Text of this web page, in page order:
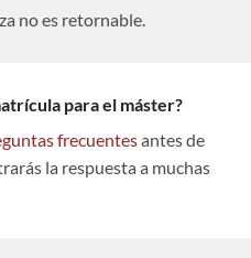
no es retornable.
para el máster?
frecuentesantes de
la respuesta a muchas